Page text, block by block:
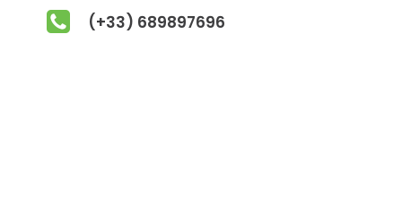
(+33) 689897696